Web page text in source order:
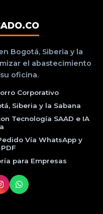
Bogotá, Siberia y la
el abastecimiento
oficina.
Corporativo
Siberia y la Sabana
Tecnología SAAD e IA
Vía WhatsApp y
para Empresas